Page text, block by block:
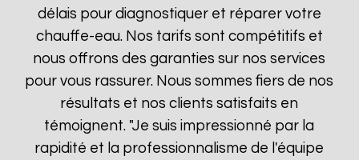
délais pour diagnostiquer et réparer votre
chauffe-eau. Nos tarifs sont compétitifs et
nous offrons des garanties sur nos services
pour vous rassurer. Nous sommes fiers de nos
résultats et nos clients satisfaits en
témoignent. "Je suis impressionné par la
rapidité et la professionnalisme de l'équipe